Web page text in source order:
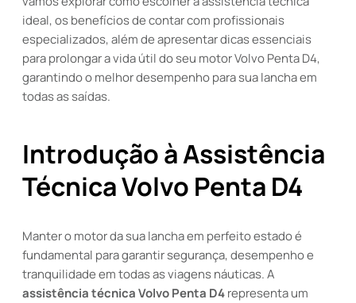
ideal, os benefícios de contar com profissionais
especializados, além de apresentar dicas essenciais
para prolongar a vida útil do seu motor Volvo Penta D4,
garantindo o melhor desempenho para sua lancha em
todas as saídas.
Introdução à Assistência
Técnica Volvo Penta D4
Manter o motor da sua lancha em perfeito estado é
fundamental para garantir segurança, desempenho e
tranquilidade em todas as viagens náuticas. A
assistência técnica Volvo Penta D4representa um